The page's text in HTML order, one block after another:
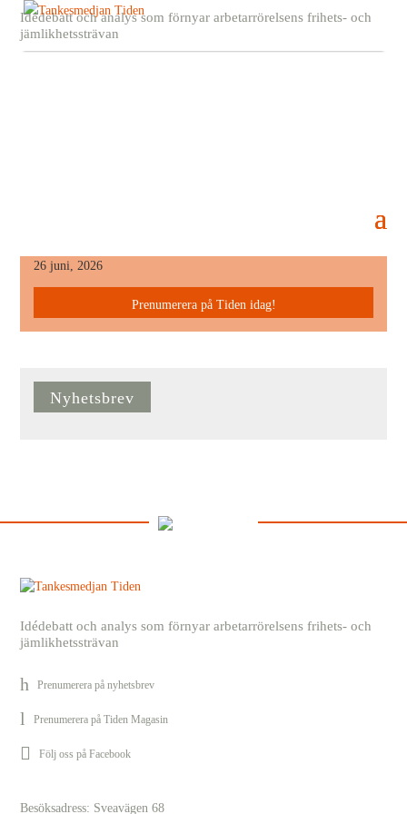
Idédebatt och analys som förnyar arbetarrörelsens frihets- och
jämlikhetssträvan
26 juni, 2026
Prenumerera på Tiden idag!
Nyhetsbrev
Idédebatt och analys som förnyar arbetarrörelsens frihets- och
jämlikhetssträvan
Prenumerera på nyhetsbrev
Prenumerera på Tiden Magasin
Följ oss på Facebook
Besöksadress: Sveavägen 68